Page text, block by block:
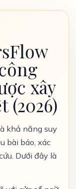
xây
(2026)
khả năng suy
bài báo, xác
Dưới đây là